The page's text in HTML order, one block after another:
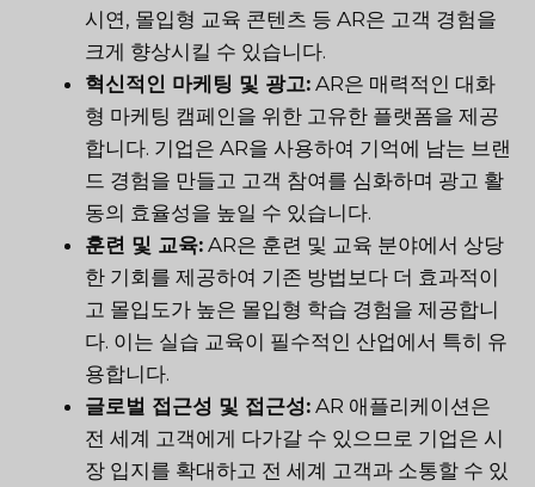
시연, 몰입형 교육 콘텐츠 등 AR은 고객 경험을
크게 향상시킬 수 있습니다.
혁신적인 마케팅 및 광고: AR은 매력적인 대화
형 마케팅 캠페인을 위한 고유한 플랫폼을 제공
합니다. 기업은 AR을 사용하여 기억에 남는 브랜
드 경험을 만들고 고객 참여를 심화하며 광고 활
동의 효율성을 높일 수 있습니다.
훈련 및 교육: AR은 훈련 및 교육 분야에서 상당
한 기회를 제공하여 기존 방법보다 더 효과적이
고 몰입도가 높은 몰입형 학습 경험을 제공합니
다. 이는 실습 교육이 필수적인 산업에서 특히 유
용합니다.
글로벌 접근성 및 접근성: AR 애플리케이션은
전 세계 고객에게 다가갈 수 있으므로 기업은 시
장 입지를 확대하고 전 세계 고객과 소통할 수 있